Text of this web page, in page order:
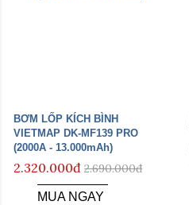
BƠM LỐP KÍCH BÌNH
VIETMAP DK-MF139 PRO
(2000A - 13.000mAh)
2.320.000đ 2.690.000đ
MUA NGAY